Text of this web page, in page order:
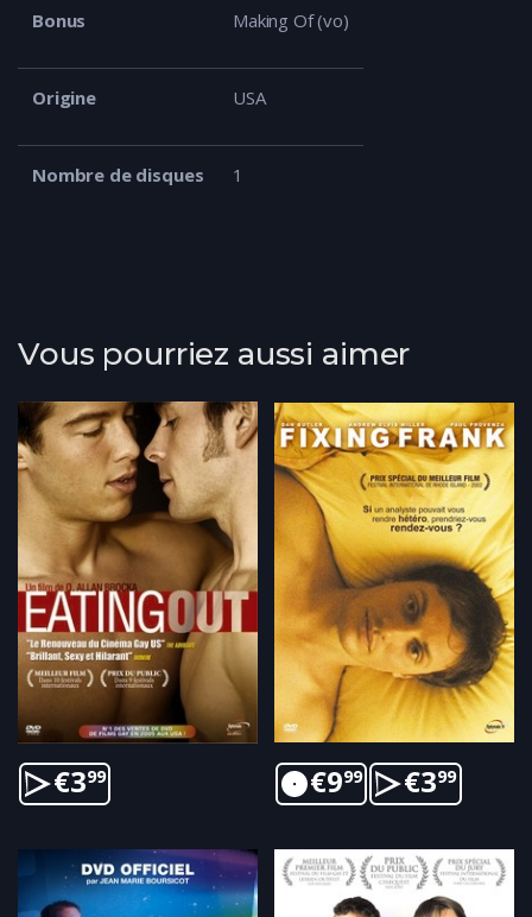
Bonus Making Of (vo)
Origine USA
Nombre de disques 1
Vous pourriez aussi aimer
€399 €999 €399